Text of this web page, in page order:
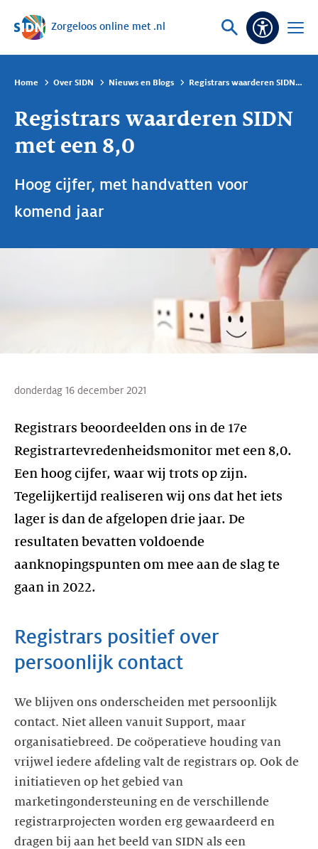
Sla navigatie over
Zorgeloos online met .nl
Vraag
Open
Home Over SIDN Nieuws en Blogs Registrars waarderen SIDN met een 8,0
Registrars waarderen SIDN
met een 8,0
Hoog cijfer, met handvatten voor
komend jaar
donderdag 16 december 2021
Registrars beoordeelden ons in de 17e
Registrartevredenheidsmonitor met een 8,0.
Een hoog cijfer, waar wij trots op zijn.
Tegelijkertijd realiseren wij ons dat het iets
lager is dan de afgelopen drie jaar. De
resultaten bevatten voldoende
aanknopingspunten om mee aan de slag te
gaan in 2022.
Registrars positief over
persoonlijk contact
We blijven ons onderscheiden met persoonlijk
contact. Niet alleen vanuit Support, maar
organisatiebreed. De coöperatieve houding van
vrijwel iedere afdeling valt de registrars op. Ook de
initiatieven op het gebied van
marketingondersteuning en de verschillende
registrarprojecten worden erg gewaardeerd en
dragen bij aan het beeld van SIDN als een